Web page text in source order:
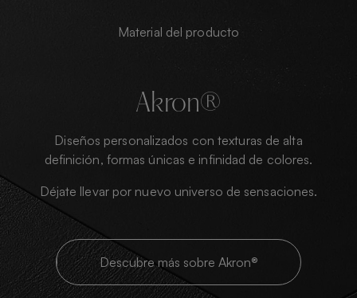
Material del producto
Akron®
Diseños personalizados con texturas de alta
definición, formas únicas e infinidad de colores.
Déjate llevar por nuevo universo de sensaciones.
Descubre más sobre Akron®